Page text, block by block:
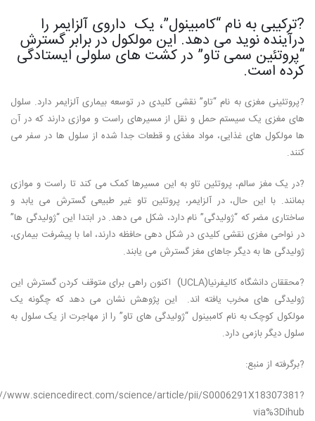
?ترکیبی به نام “کامبینول”، یک داروی آلزایمر را
درآینده نوید می دهد. این مولکول در برابر گسترش
“پروتئین سمی تاو” در کشت های سلولی ایستادگی
کرده است.
?پروتئینی مغزی به نام “تاو” نقشی کلیدی در توسعه بیماری آلزایمر دارد. سلول
های مغزی یک سیستم حمل و نقل از مسیرهای راست و موازی دارند که در آن
ها مولکول های غذایی، مواد مغذی و قطعات جدا شده از سلول ها در سفر می
کنند.
?در یک مغز سالم، پروتئین تاو به این مسیرها کمک می کند تا راست و موازی
بمانند. با این حال، در آلزایمر، پروتئین تاو غیر طبیعی گسترش می یابد و
ساختاری مضر که “ژولیدگی” نام دارد، شکل می دهد. در ابتدا این “ژولیدگی ها”
در نواحی مغزی نقشی کلیدی در شکل دهی حافظه دارند، اما با پیشرفت بیماری،
ژولیدگی ها به دیگر جاهای مغز گسترش می یابند.
?محققان دانشگاه کالیفرنیا(UCLA) اکنون راهی برای متوقف کردن گسترش این
ژولیدگی های مخرب یافته اند. این پژوهش نشان می دهد که چگونه یک
مولکول کوچک به نام کامبینول “ژولیدگی های تاو” را از مهاجرت از یک سلول به
سلول دیگر بازمی دارد.
?برگرفته از منبع:
www.sciencedirect.com/science/article/pii/S0006291X18307381?
via%3Dihub